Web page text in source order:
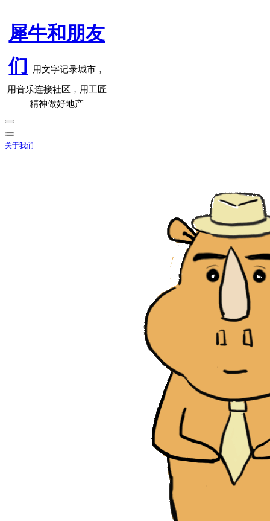
犀牛和朋友
们 用文字记录城市，
用音乐连接社区，用工匠
精神做好地产
关于我们